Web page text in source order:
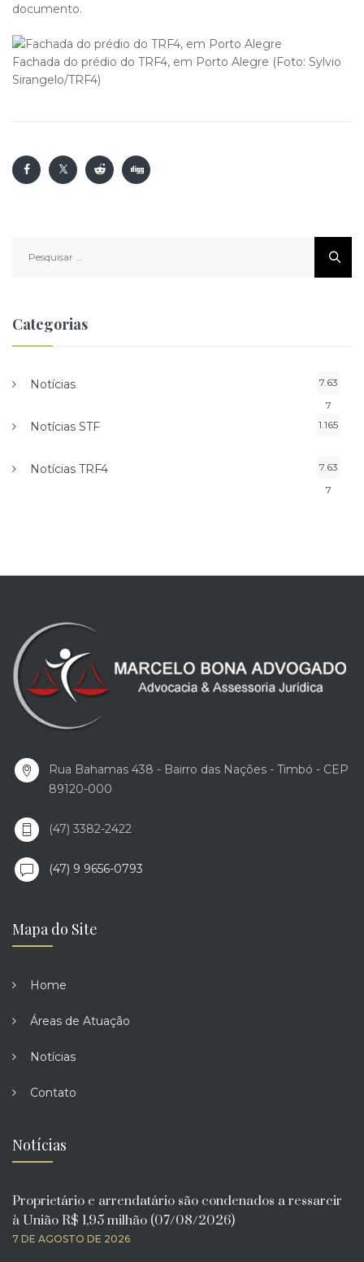
documento.
Fachada do prédio do TRF4, em Porto Alegre (Foto: Sylvio
Sirangelo/TRF4)
por:
Categorias
Notícias
7.63
7
Notícias STF 1.165
Notícias TRF4
7.63
7
Rua Bahamas 438 - Bairro das Nações - Timbó - CEP
89120-000
(47) 3382-2422
(47) 9 9656-0793
Mapa do Site
Home
Áreas de Atuação
Notícias
Contato
Notícias
Proprietário e arrendatário são condenados a ressarcir
à União R$ 1,95 milhão (07/08/2026)
7 DE AGOSTO DE 2026